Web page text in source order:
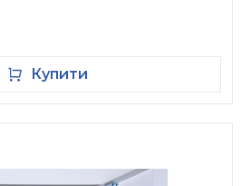
Купити